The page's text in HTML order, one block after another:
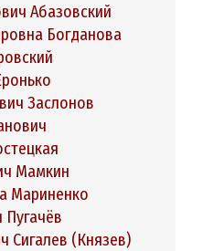
Абазовский
Богданова
Заслонов
Мамкин
Мариненко
Пугачёв
Сигалев (Князев)